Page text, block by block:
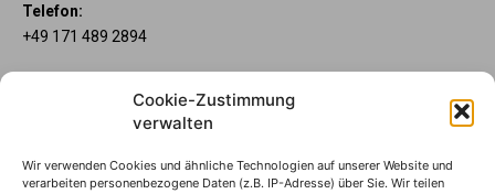
Cookie-Zustimmung
verwalten
Wir verwenden Cookies und ähnliche Technologien auf unserer Website und
verarbeiten personenbezogene Daten (z.B. IP-Adresse) über Sie. Wir teilen
Telefon:
+49 171 489 2894
Wenn’s um Geld geht, hat jeder ganz individuelle Vorstellungen.
Mein Lübecker Konto genau das Richtige für Sie. Unsere
Kontomodelle Mein Lübecker Premium, Mein Lübecker Comfort